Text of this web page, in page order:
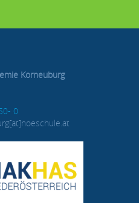
Korneuburg
0